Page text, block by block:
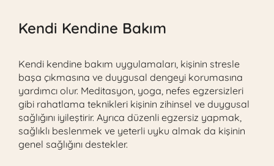
Kendi Kendine Bakım
Kendi kendine bakım uygulamaları, kişinin stresle
başa çıkmasına ve duygusal dengeyi korumasına
yardımcı olur. Meditasyon, yoga, nefes egzersizleri
gibi rahatlama teknikleri kişinin zihinsel ve duygusal
sağlığını iyileştirir. Ayrıca düzenli egzersiz yapmak,
sağlıklı beslenmek ve yeterli uyku almak da kişinin
genel sağlığını destekler.